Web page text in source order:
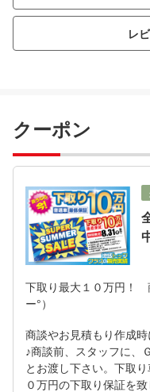
レ
クーポン
下取り最大１０万円！
ー°）
商談やお見積もり作成
♪商談前、スタッフに、
とお渡し下さい。下取
０万円の下取り保証を